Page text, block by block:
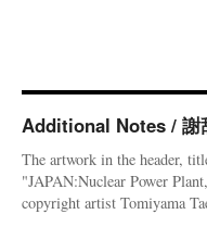
Additional Notes / 謝
The artwork in the header,
"JAPAN:Nuclear Power
copyright artist Tomiyama